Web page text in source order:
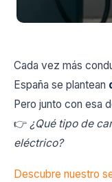
Cada vez más
España se plantean
Pero junto con esa
👉 ¿Qué tipo de
eléctrico?
Descubre nuestro